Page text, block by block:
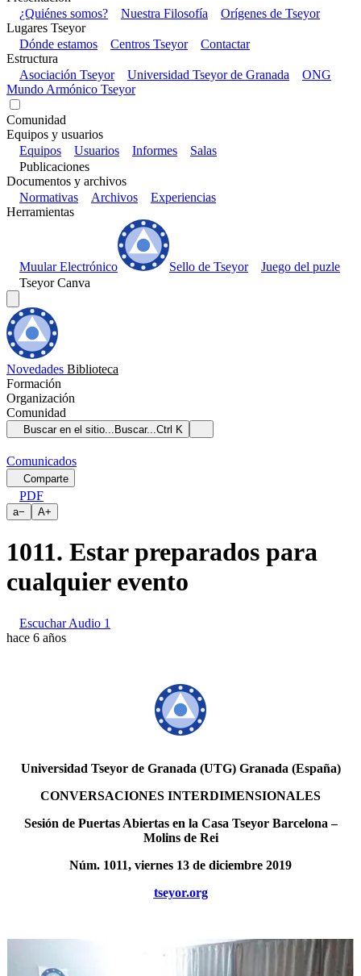
¿Quiénes somos?
Nuestra Filosofía
Orígenes de Tseyor
Lugares Tseyor
Dónde estamos
Centros Tseyor
Contactar
Estructura
Asociación Tseyor
Universidad Tseyor de Granada
ONG
Mundo Armónico Tseyor
Comunidad
Equipos y usuarios
Equipos
Usuarios Informes
Salas
Publicaciones
Documentos y archivos
Normativas
Archivos
Experiencias
Herramientas
Muular Electrónico Sello de Tseyor
Juego del puzle
Tseyor Canva
Novedades Biblioteca
Formación
Organización
Comunidad
Buscar en el sitio... Buscar...Ctrl K
Comunicados
Comparte
PDF
a− A+
1011. Estar preparados para
cualquier evento
Escuchar Audio 1
hace 6 años
Universidad Tseyor de Granada (UTG) Granada (España)
CONVERSACIONES INTERDIMENSIONALES
Sesión de Puertas Abiertas en la Casa Tseyor Barcelona –
Molins de Rei
Núm. 1011, viernes 13 de diciembre 2019
tseyor.org